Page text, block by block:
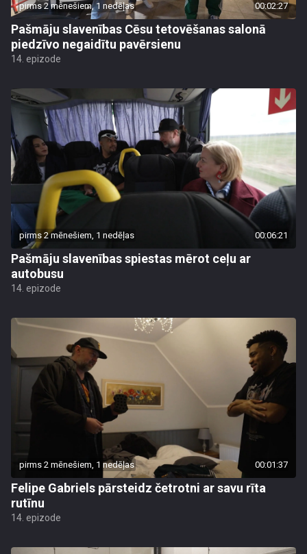
pirms 2 mēnešiem, 1 nedēļas 00:02:27
Pašmāju slavenības Cēsu tetovēšanas salonā
piedzīvo negaidītu pavērsienu
14. epizode
pirms 2 mēnešiem, 1 nedēļas 00:06:21
Pašmāju slavenības spiestas mērot ceļu ar
autobusu
14. epizode
pirms 2 mēnešiem, 1 nedēļas 00:01:37
Felipe Gabriels pārsteidz četrotni ar savu rīta
rutīnu
14. epizode